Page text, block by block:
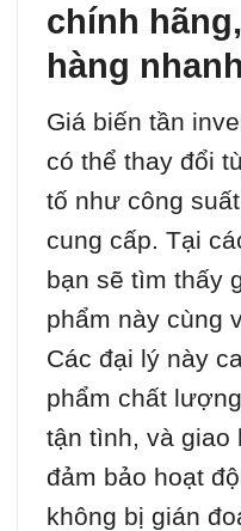
chính
hàng nhanh
Giá biến tần
có thể thay đổi
tố như công
cung cấp. Tại
bạn sẽ tìm thấy
phẩm này cùng
Các đại lý này
phẩm chất
tận tình, và giao
đảm bảo hoạt
không bị gián